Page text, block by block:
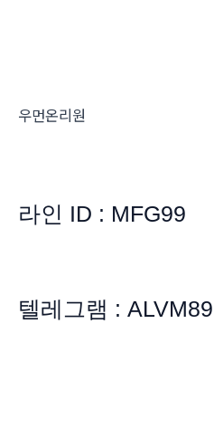
우먼온리원
라인 ID : MFG99
텔레그램 : ALVM89